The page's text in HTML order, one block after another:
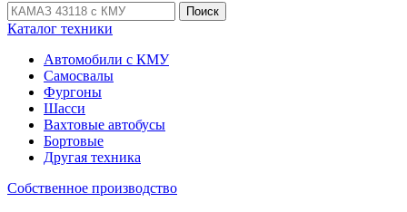
Поиск
Каталог техники
Автомобили с КМУ
Самосвалы
Фургоны
Шасси
Вахтовые автобусы
Бортовые
Другая техника
Собственное производство